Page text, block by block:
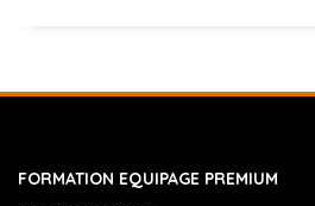
FORMATION EQUIPAGE PREMIUM